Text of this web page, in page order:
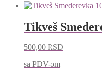
Tikveš
500,00 RSD
sa PDV-om